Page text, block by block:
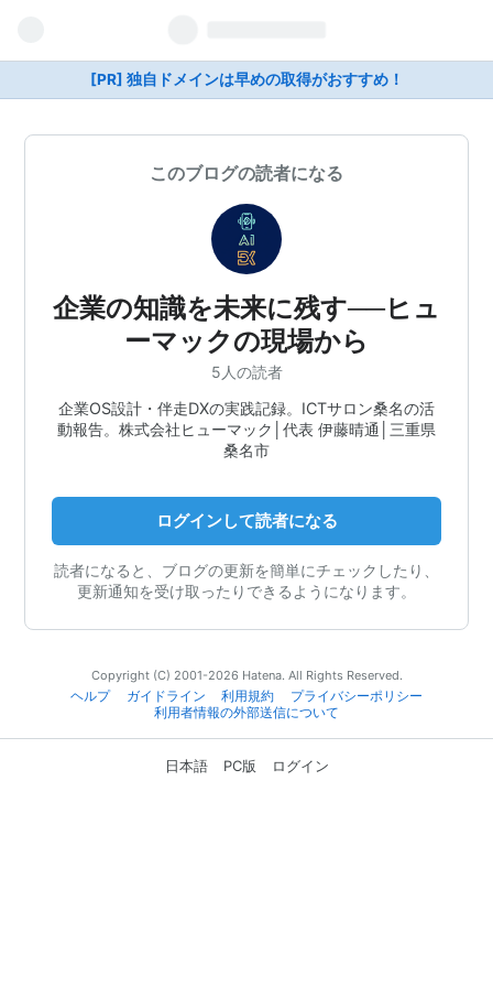
[PR] 独自ドメインは早めの取得がおすすめ！
このブログの読者になる
企業の知識を未来に残す──ヒュ
ーマックの現場から
5人の読者
企業OS設計・伴走DXの実践記録。ICTサロン桑名の活
動報告。株式会社ヒューマック│代表 伊藤晴通│三重県
桑名市
ログインして読者になる
読者になると、ブログの更新を簡単にチェックしたり、
更新通知を受け取ったりできるようになります。
Copyright (C) 2001-2026 Hatena. All Rights Reserved.
ヘルプ
ガイドライン 利用規約
プライバシーポリシー
利用者情報の外部送信について
日本語 PC版 ログイン